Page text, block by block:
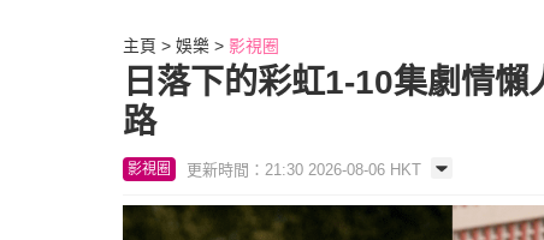
主頁 娛樂 影視圈
日落下的彩虹1-10集劇情
路
影視圈 更新時間：21:30 2026-08-06 HKT